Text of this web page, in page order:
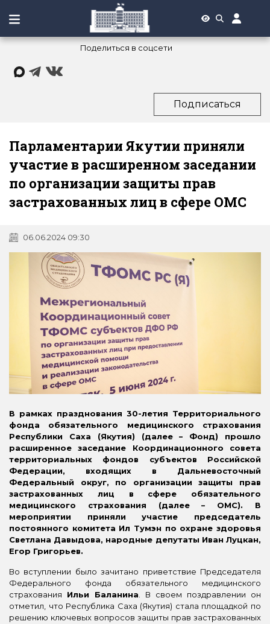
Поделиться в соцсети
Подписаться
Парламентарии Якутии приняли
участие в расширенном заседании
по организации защиты прав
застрахованных лиц в сфере ОМС
06.06.2024 09:30
В рамках празднования 30-летия Территориального
фонда обязательного медицинского страхования
Республики Саха (Якутия) (далее – Фонд) прошло
расширенное заседание Координационного совета
территориальных фондов субъектов Российской
Федерации, входящих в Дальневосточный
Федеральный округ, по организации защиты прав
застрахованных лиц в сфере обязательного
медицинского страхования (далее – ОМС). В
мероприятии приняли участие председатель
постоянного комитета Ил Тумэн по охране здоровья
Светлана Давыдова, народные депутаты Иван Луцкан,
Егор Григорьев.
Во вступлении было зачитано приветствие Председателя
Федерального фонда обязательного медицинского
страхования Ильи Баланина . В своем поздравлении он
отметил, что Республика Саха (Якутия) стала площадкой по
решению ключевых вопросов защиты прав застрахованных